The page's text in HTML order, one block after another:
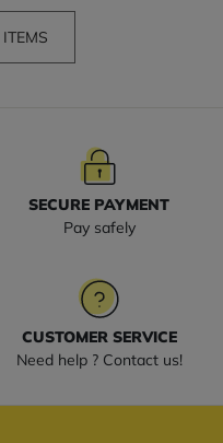
SECURE PAYMENT
Pay safely
CUSTOMER SERVICE
Need help ? Contact us!